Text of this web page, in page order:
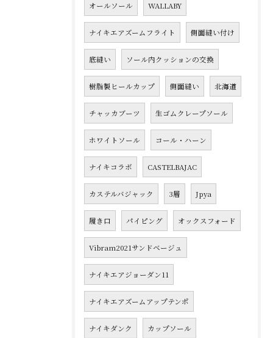
オールソール WALLABY
ナイキエアズームフライト 側面縫い付け
底縫い ソール内クッションの交換
樹脂製ヒールカップ 側面縫い 北海道
チャッカブーツ 生ゴムクレープソール
ホワイトソール コール・ハーン
ナイキコラボ CASTELBAJAC
カステルバジャック 3層 Jpya
履き口 パイピング オックスフォード
Vibram2021サンドベージュ
ナイキエアジョーダン11
ナイキエアズームアップテンポ
ナイキダンク カップソール